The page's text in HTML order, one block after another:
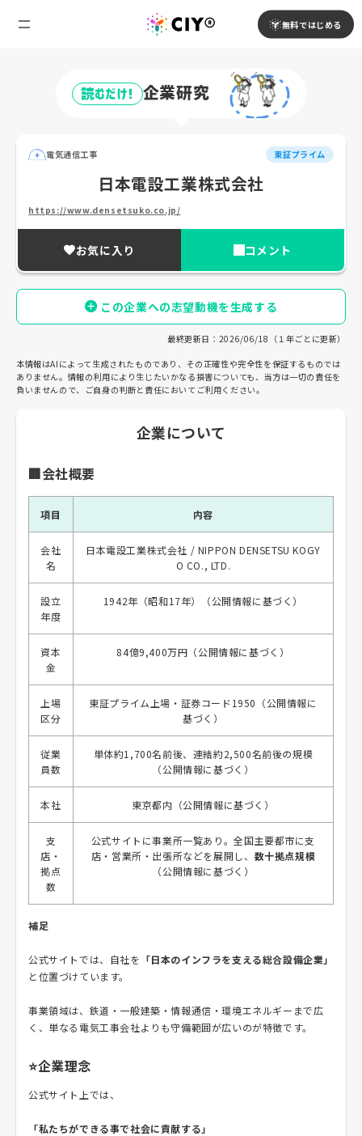
無料ではじめる
読むだけ! 企業研究
電気通信工事 東証プライム
日本電設工業株式会社
https://www.densetsuko.co.jp/
お気に入り コメント
この企業への志望動機を生成する
最終更新日：2026/06/18（１年ごとに更新）
本情報はAIによって生成されたものであり、その正確性や完全性を保証するものでは
ありません。情報の利用により生じたいかなる損害についても、当方は一切の責任を
負いませんので、ご自身の判断と責任においてご利用ください。
企業について
🏢会社概要
項目 内容
会社
名
日本電設工業株式会社 / NIPPON DENSETSU KOGY
O CO., LTD.
設立
年度
1942年（昭和17年）（公開情報に基づく）
資本
金
84億9,400万円（公開情報に基づく）
上場
区分
東証プライム上場・証券コード1950（公開情報に
基づく）
従業
員数
単体約1,700名前後、連結約2,500名前後の規模
（公開情報に基づく）
本社 東京都内（公開情報に基づく）
支
店・
拠点
数
公式サイトに事業所一覧あり。全国主要都市に支
店・営業所・出張所などを展開し、 数十拠点規模
（公開情報に基づく）
補足
公式サイトでは、自社を 「日本のインフラを支える総合設備企業」
と位置づけています。
事業領域は、鉄道・一般建築・情報通信・環境エネルギーまで広
く、単なる電気工事会社よりも守備範囲が広いのが特徴です。
⭐企業理念
公式サイト上では、
「私たちができる事で社会に貢献する」